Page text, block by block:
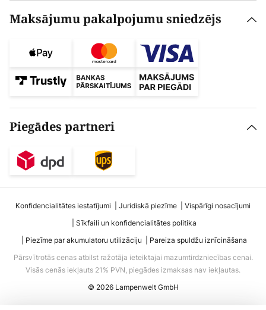
Maksājumu pakalpojumu sniedzējs
Piegādes partneri
Konfidencialitātes iestatījumi Juridiskā piezīme
Vispārīgi nosacījumi
Sīkfaili un konfidencialitātes politika
Piezīme par akumulatoru utilizāciju
Pareiza spuldžu iznīcināšana
Pārsvītrotās cenas atbilst ražotāja ieteiktajai mazumtirdzniecības cenai.
Visās cenās iekļauts 21% PVN, piegādes izmaksas nav iekļautas.
© 2026 Lampenwelt GmbH